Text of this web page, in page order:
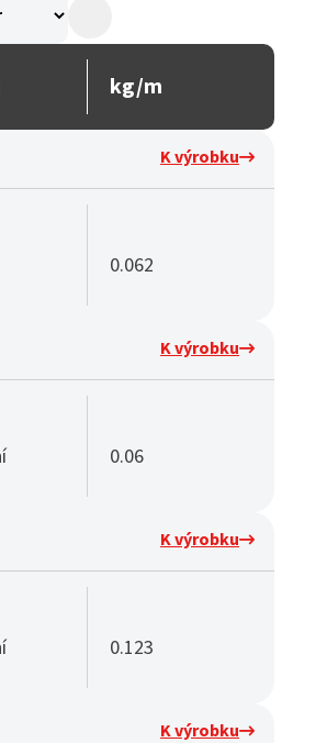
kg/m
K výrobku
0.062
K výrobku
0.06
K výrobku
0.123
K výrobku